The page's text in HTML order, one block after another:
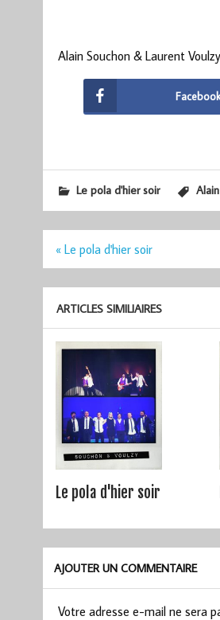
Alain Souchon & Laurent
Facebook
Le pola d'hier soir
Navigation
« Le pola d'hier soir
ARTICLES SIMILIAIRES
Le pola d'hier soir
AJOUTER UN COMMENTAIRE
Votre adresse e-mail ne sera